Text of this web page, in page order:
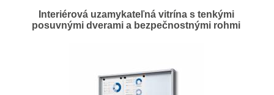
Interiérová uzamykateľná vitrína s tenkými
posuvnými dverami a bezpečnostnými rohmi